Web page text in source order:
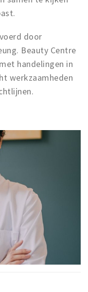
door
Beauty Centre
handelingen in
werkzaamheden